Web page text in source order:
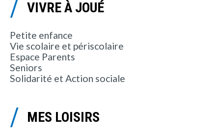
VIVRE À JOUÉ
Petite enfance
Vie scolaire et périscolaire
Espace Parents
Seniors
Solidarité et Action sociale
MES LOISIRS